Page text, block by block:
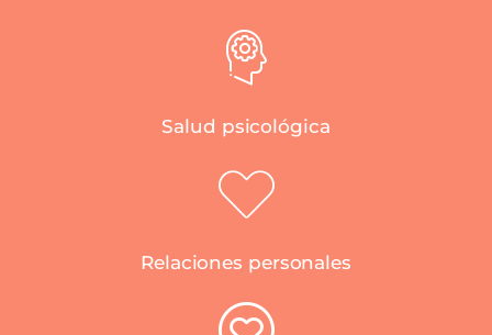
Salud psicológica
Relaciones personales